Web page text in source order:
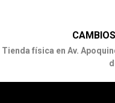
Tienda física en Av.